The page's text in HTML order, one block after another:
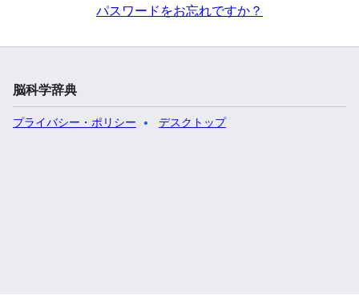
パスワードをお忘れですか？
脳科学辞典
プライバシー・ポリシー デスクトップ